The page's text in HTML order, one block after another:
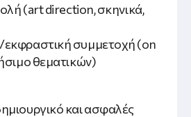
(art direction, σκηνικά,
εκφραστική συμμετοχή (on
θεματικών)
και ασφαλές